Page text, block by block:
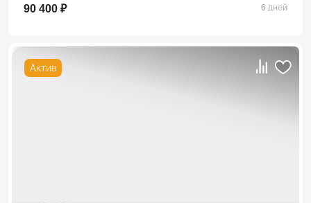
90 400 ₽ 6 дней
Актив